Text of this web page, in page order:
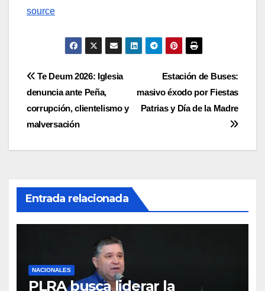
source
Navegación
de
entradas
Estación de Buses:
masivo éxodo por Fiestas
Patrias y Día de la Madre
Te Deum 2026: Iglesia
denuncia ante Peña,
corrupción, clientelismo y
malversación
Entrada relacionada
NACIONALES
PLRA busca liderar la